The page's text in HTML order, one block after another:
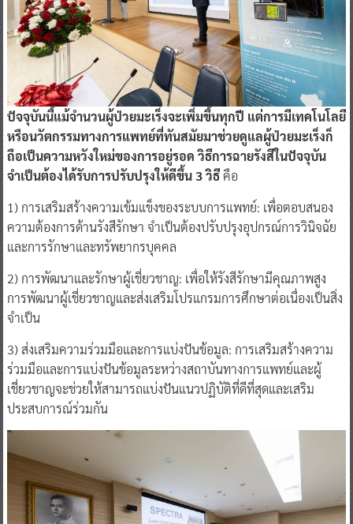
ปัจจุบันนี้แม้จำนวนผู้ป่วยมะเร็งจะเพิ่มขึ้นทุกปี แต่การมีเทคโนโลยี
หรือนวัตกรรมทางการแพทย์ที่ทันสมัยมาช่วยดูแลผู้ป่วยมะเร็งก็
ถือเป็นความหวังใหม่ของการอยู่รอด วิธีการฉายรังสีในปัจจุบัน
จำเป็นต้องได้รับการปรับปรุงให้ดีขึ้น 3 วิธีคือ
1) การเสริมสร้างความเข้มแข็งของระบบการแพทย์: เพื่อตอบสนอง
ความต้องการด้านรังสีรักษา จำเป็นต้องปรับปรุงอุปกรณ์การวินิจฉัย
และการรักษาและทรัพยากรบุคคล
2) การพัฒนาและรักษาผู้เชี่ยวชาญ: เพื่อให้รังสีรักษามีคุณภาพสูง
การพัฒนาผู้เชี่ยวชาญและส่งเสริมโปรแกรมการศึกษาต่อเนื่องเป็นสิ่ง
จำเป็น
3) ส่งเสริมความร่วมมือและการแบ่งปันข้อมูล: การเสริมสร้างความ
ร่วมมือและการแบ่งปันข้อมูลระหว่างสถาบันทางการแพทย์และผู้
เชี่ยวชาญจะช่วยให้สามารถแบ่งปันแนวปฏิบัติที่ดีที่สุดและเสริม
ประสบการณ์ร่วมกัน